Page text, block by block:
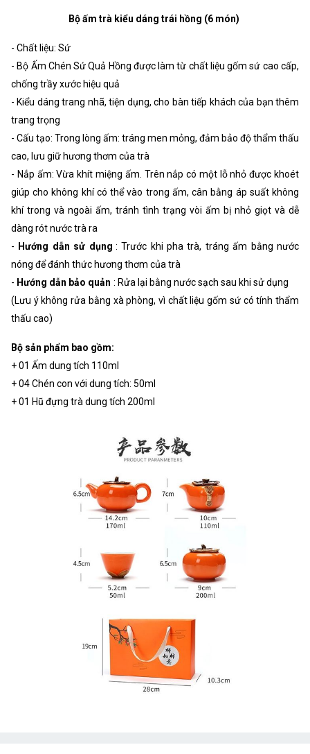
Bộ ấm trà kiểu dáng trái hồng (6 món)
- Chất liệu: Sứ
- Bộ Ấm Chén Sứ Quả Hồng được làm từ chất liệu gốm sứ cao cấp,
chống trầy xước hiệu quả
- Kiểu dáng trang nhã, tiện dụng, cho bàn tiếp khách của bạn thêm
trang trọng
- Cấu tạo: Trong lòng ấm: tráng men mỏng, đảm bảo độ thẩm thấu
cao, lưu giữ hương thơm của trà
- Nắp ấm: Vừa khít miệng ấm. Trên nắp có một lỗ nhỏ được khoét
giúp cho không khí có thể vào trong ấm, cân bằng áp suất không
khí trong và ngoài ấm, tránh tình trạng vòi ấm bị nhỏ giọt và dễ
dàng rót nước trà ra
- Hướng dẫn sử dụng : Trước khi pha trà, tráng ấm bằng nước
nóng để đánh thức hương thơm của trà
- Hướng dẫn bảo quản : Rửa lại bằng nước sạch sau khi sử dụng
(Lưu ý không rửa bằng xà phòng, vì chất liệu gốm sứ có tính thẩm
thấu cao)
Bộ sản phẩm bao gồm:
+ 01 Ấm dung tích 110ml
+ 04 Chén con với dung tích: 50ml
+ 01 Hũ đựng trà dung tích 200ml